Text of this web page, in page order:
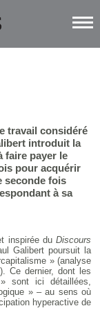
travail considéré
introduit la
faire payer le
pour acquérir
seconde fois
à sa
inspirée duDiscours
Galibert poursuit la
» (analyse
Ce dernier, dont les
sont ici détaillées,
» – au sens où
hyperactive de